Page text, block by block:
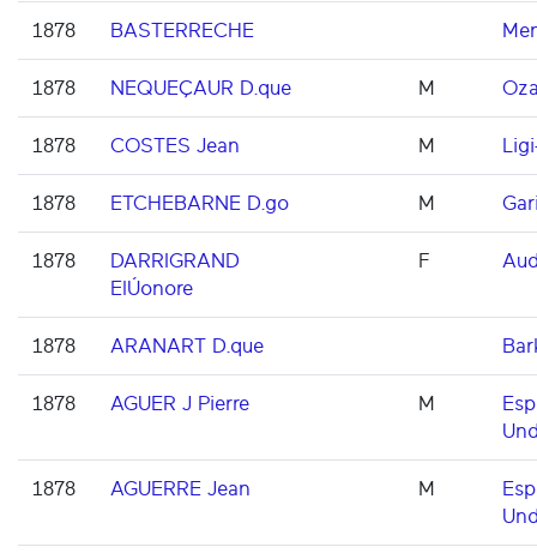
1878 BASTERRECHE
1878 NEQUEÇAUR D.que M
1878 COSTES Jean M
1878 ETCHEBARNE D.go M
1878
DARRIGRAND
ElÚonore
F
1878 ARANART D.que
1878 AGUER J Pierre M
1878 AGUERRE Jean M